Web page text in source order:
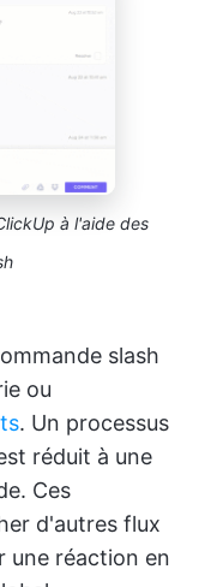
à l'aide des
slash
ou
. Un processus
réduit à une
Ces
d'autres flux
une réaction en